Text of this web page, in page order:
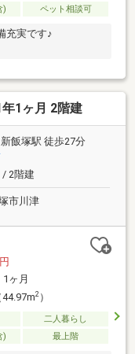
) ペット相談可
充実です♪
1ヶ月 2階建
飯塚駅 徒歩27分
/ 2階建
市川津
1ヶ月
2）
二人暮らし
) 最上階